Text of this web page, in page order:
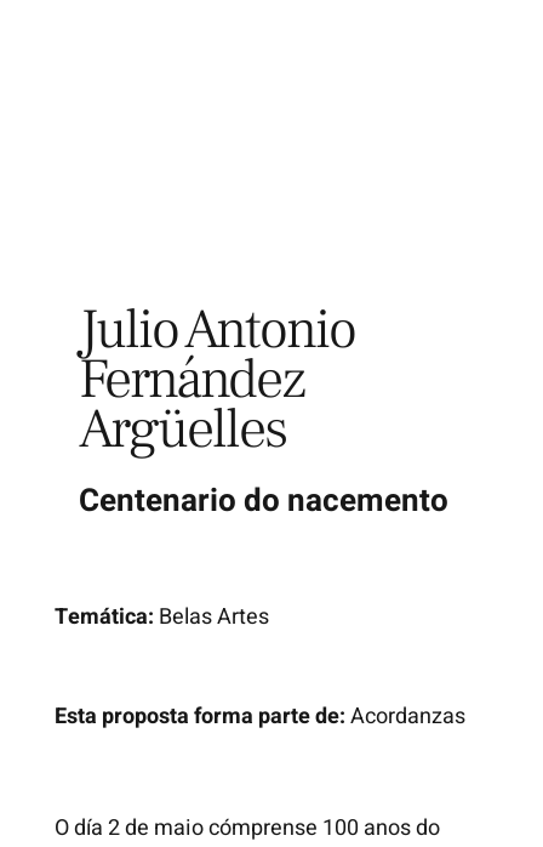
Julio Antonio
Fernández
Argüelles
Centenario do nacemento
Temática: Belas Artes
Esta proposta forma parte de:Acordanzas
O día 2 de maio cómprense 100 anos do